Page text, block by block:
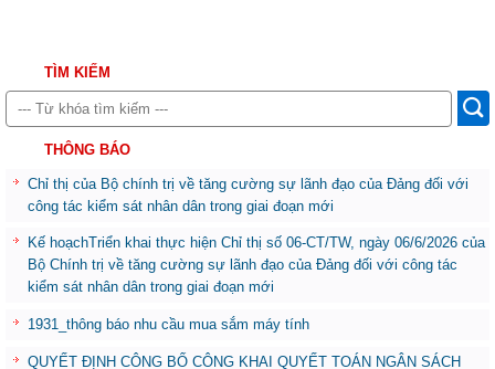
TÌM KIẾM
THÔNG BÁO
Chỉ thị của Bộ chính trị về tăng cường sự lãnh đạo của Đảng đối với
công tác kiểm sát nhân dân trong giai đoạn mới
Kế hoạchTriển khai thực hiện Chỉ thị số 06-CT/TW, ngày 06/6/2026 của
Bộ Chính trị về tăng cường sự lãnh đạo của Đảng đối với công tác
kiểm sát nhân dân trong giai đoạn mới
1931_thông báo nhu cầu mua sắm máy tính
QUYẾT ĐỊNH CÔNG BỐ CÔNG KHAI QUYẾT TOÁN NGÂN SÁCH